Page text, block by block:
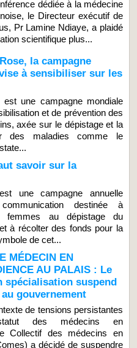
dédiée à la médecine
le Directeur exécutif de
Pr Lamine Ndiaye, a plaidé
scientifique plus...
la campagne
à sensibiliser sur les
est une campagne mondiale
et de prévention des
axée sur le dépistage et la
des maladies comme le
savoir sur la
une campagne annuelle
destinée à
femmes au dépistage du
à récolter des fonds pour la
de cet...
MÉDECIN EN
AU PALAIS : Le
spécialisation suspend
gouvernement
de tensions persistantes
des médecins en
Collectif des médecins en
a décidé de suspendre